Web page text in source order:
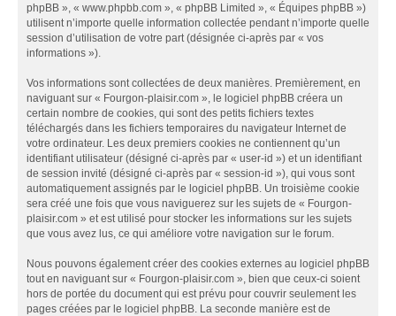
phpBB », « www.phpbb.com », « phpBB Limited », « Équipes phpBB »)
utilisent n’importe quelle information collectée pendant n’importe quelle
session d’utilisation de votre part (désignée ci-après par « vos
informations »).
Vos informations sont collectées de deux manières. Premièrement, en
naviguant sur « Fourgon-plaisir.com », le logiciel phpBB créera un
certain nombre de cookies, qui sont des petits fichiers textes
téléchargés dans les fichiers temporaires du navigateur Internet de
votre ordinateur. Les deux premiers cookies ne contiennent qu’un
identifiant utilisateur (désigné ci-après par « user-id ») et un identifiant
de session invité (désigné ci-après par « session-id »), qui vous sont
automatiquement assignés par le logiciel phpBB. Un troisième cookie
sera créé une fois que vous naviguerez sur les sujets de « Fourgon-
plaisir.com » et est utilisé pour stocker les informations sur les sujets
que vous avez lus, ce qui améliore votre navigation sur le forum.
Nous pouvons également créer des cookies externes au logiciel phpBB
tout en naviguant sur « Fourgon-plaisir.com », bien que ceux-ci soient
hors de portée du document qui est prévu pour couvrir seulement les
pages créées par le logiciel phpBB. La seconde manière est de